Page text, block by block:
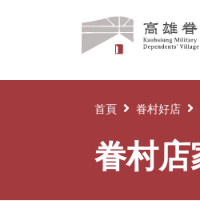
高
雄
眷
首頁 眷村好店
眷村店